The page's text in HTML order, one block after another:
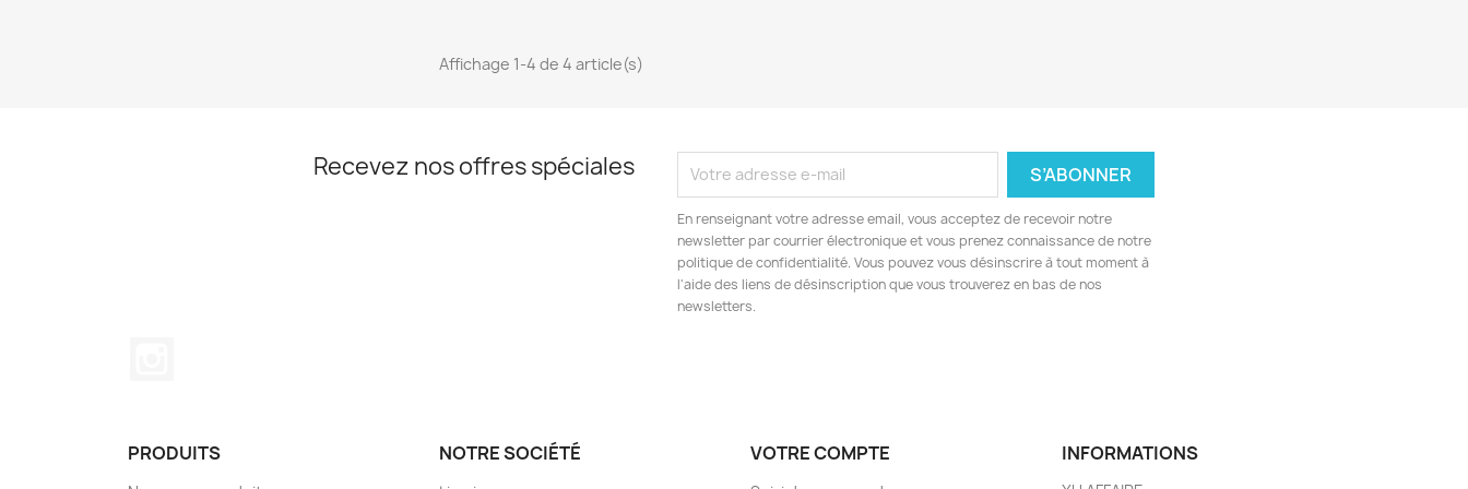
Affichage 1-4 de 4 article(s)
Recevez nos offres spéciales
En renseignant votre adresse email, vous acceptez de recevoir notre
newsletter par courrier électronique et vous prenez connaissance de notre
politique de confidentialité. Vous pouvez vous désinscrire à tout moment à
l'aide des liens de désinscription que vous trouverez en bas de nos
newsletters.
PRODUITS NOTRE SOCIÉTÉ VOTRE COMPTE INFORMATIONS